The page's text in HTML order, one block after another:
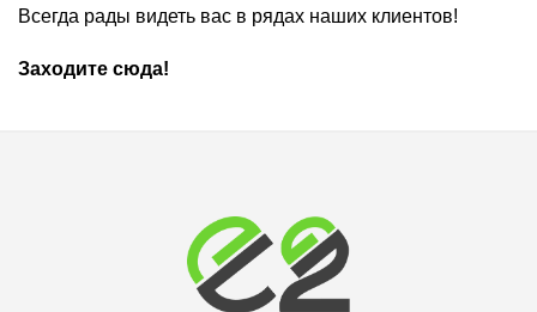
Всегда рады видеть вас в рядах наших клиентов!
Заходите сюда!